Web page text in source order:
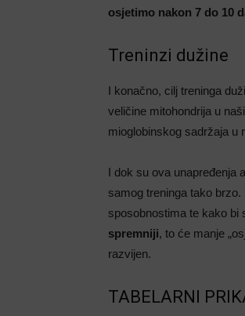
osjetimo nakon 7 do 10
Treninzi dužine
I konačno, cilj treninga
veličine mitohondrija u
mioglobinskog sadržaja u
I dok su ova
samog treninga tako brzo.
sposobnostima te kako bi
spremniji, to će manje
razvijen.
TABELARNI